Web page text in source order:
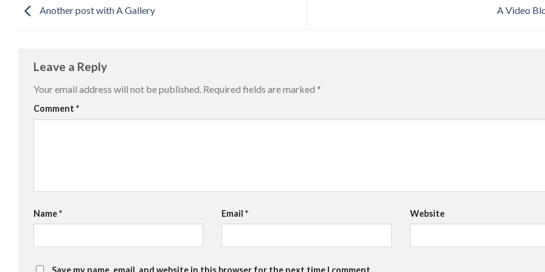
Another post with A Gallery A Video
Leave a Reply
Your email address will not be published. Required fields are marked *
Comment *
Name* Email* Website
Save my name, email, and website in this browser for the next time I comment.